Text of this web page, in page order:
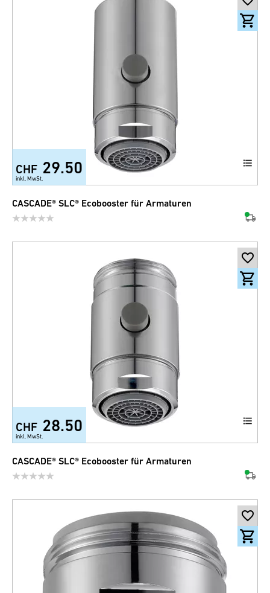
CHF 29.50
inkl. MwSt.
CASCADE® SLC® Ecobooster für Armaturen
CHF 28.50
inkl. MwSt.
CASCADE® SLC® Ecobooster für Armaturen